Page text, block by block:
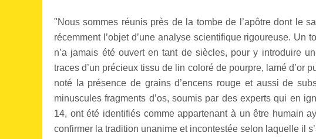
"Nous sommes réunis près de la tombe de l’apôtre dont le
récemment l’objet d’une analyse scientifique rigoureuse. Un
n’a jamais été ouvert en tant de siècles, pour y introduire
traces d’un précieux tissu de lin coloré de pourpre, lamé d’or
noté la présence de grains d’encens rouge et aussi de
minuscules fragments d’os, soumis par des experts qui en
14, ont été identifiés comme appartenant à un être humain
confirmer la tradition unanime et incontestée selon laquelle il